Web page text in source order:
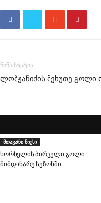
წინა სტატია
ლობჟანიძის მეხუთე გოლი
მთავარი ნიუსი
ხორხელის პირველი გოლი
მიმდინარე სეზონში